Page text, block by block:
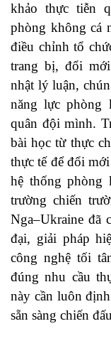
khảo thực tiễn
phòng không cá
điều chỉnh tổ
trang bị, đổi
nhật lý luận,
năng lực phòng
quân đội mình.
bài học từ thực
thực tế để đổi
hệ thống phòng
trường chiến
Nga–Ukraine đã
đại, giải pháp
công nghệ tối
đúng nhu cầu
này cần luôn
sẵn sàng chiến